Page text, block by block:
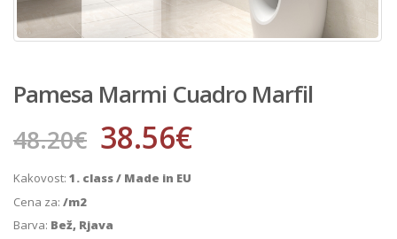
Pamesa Marmi Cuadro Marfil
48.20€ 38.56€
Kakovost: 1. class / Made in EU
Cena za: /m2
Barva: Bež, Rjava